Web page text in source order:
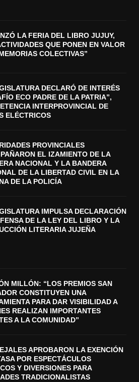
LA FERIA DEL LIBRO JUJUY,
QUE PONEN EN VALOR
COLECTIVAS”
DECLARÓ DE INTERÉS
ECO PADRE DE LA PATRIA”,
INTERPROVINCIAL DE
ELÉCTRICOS
PROVINCIALES
EL IZAMIENTO DE LA
NACIONAL Y LA BANDERA
DE LA LIBERTAD CIVIL EN LA
DE LA POLICÍA
IMPULSA DECLARACIÓN
DE LA LEY DEL LIBRO Y LA
LITERARIA JUJEÑA
MILLÓN: “LOS PREMIOS SAN
CONSTITUYEN UNA
PARA DAR VISIBILIDAD A
REALIZAN IMPORTANTES
A LA COMUNIDAD”
APROBARON LA EXENCIÓN
POR ESPECTÁCULOS
Y DIVERSIONES PARA
TRADICIONALISTAS